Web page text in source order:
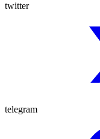
twitter
telegram